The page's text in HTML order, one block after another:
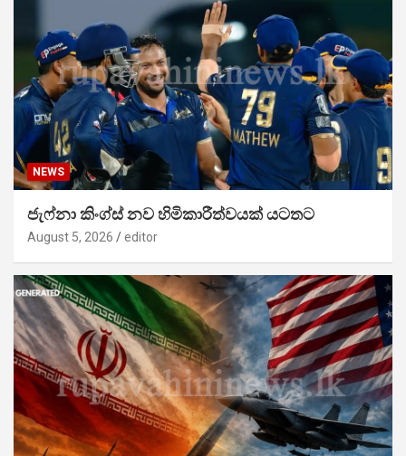
NEWS
ජැෆ්නා කිංග්ස් නව හිමිකාරීත්වයක් යටතට
August 5, 2026 editor